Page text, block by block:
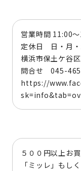
営業時間 11:00
定休日 日・月
横浜市保土ケ谷
問合せ 045-
https://
５００円以上お
「ミッレ」もし